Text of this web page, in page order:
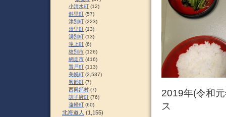
2019年(令和
ス
小清水町 (12)
斜里町 (57)
津別町 (223)
清里町 (13)
湧別町 (13)
滝上町 (6)
紋別市 (126)
網走市 (416)
置戸町 (113)
美幌町 (2,537)
興部町 (7)
西興部村 (7)
訓子府町 (76)
遠軽町 (60)
北海道人 (1,155)